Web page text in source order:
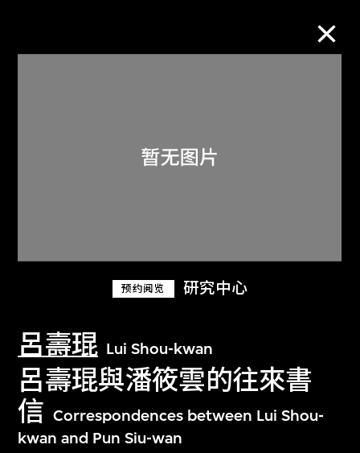
预约阅览 研究中心
呂壽琨 Lui Shou-kwan
呂壽琨與潘筱雲的往來書
信 Correspondences between Lui Shou-
kwan and Pun Siu-wan
关于M+藏品
探索世界顶级的二十及二十一世纪视觉
文化藏品。